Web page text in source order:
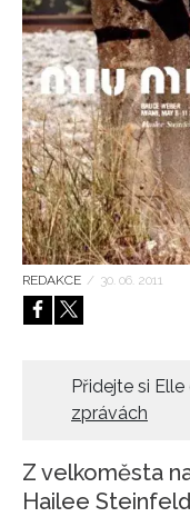
HOME
REDAKCE / 30. 06. 2011
Přidejte si
zprávách
Z velkoměsta
Hailee Steinfeld